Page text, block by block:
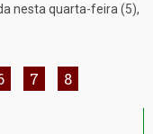
nesta quarta-feira (5),
7 8